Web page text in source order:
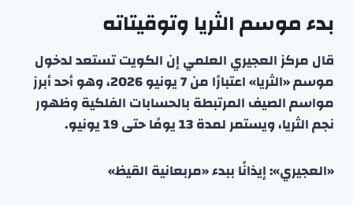
بدء موسم الثريا وتوقيتاته
قال مركز العجيري العلمي إن الكويت تستعد لدخول
موسم «الثريا» اعتبارًا من 7 يونيو 2026، وهو أحد أبرز
مواسم الصيف المرتبطة بالحسابات الفلكية وظهور
نجم الثريا، ويستمر لمدة 13 يومًا حتى 19 يونيو.
«العجيري»: إيذانًا ببدء «مربعانية القيظ»